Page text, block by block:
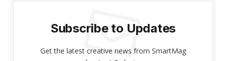
Subscribe to Updates
Get the latest creative news from SmartMag